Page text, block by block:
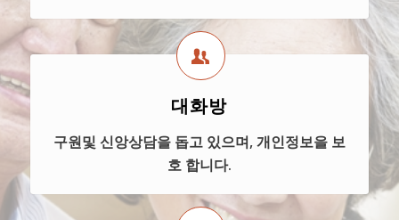
대화방
구원및 신앙상담을 돕고 있으며, 개인정보을 보
호 합니다.